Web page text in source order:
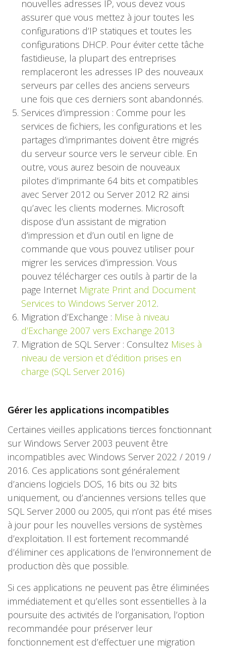
nouvelles adresses IP, vous devez vous
assurer que vous mettez à jour toutes les
configurations d’IP statiques et toutes les
configurations DHCP. Pour éviter cette tâche
fastidieuse, la plupart des entreprises
remplaceront les adresses IP des nouveaux
serveurs par celles des anciens serveurs
une fois que ces derniers sont abandonnés.
Services d’impression : Comme pour les
services de fichiers, les configurations et les
partages d’imprimantes doivent être migrés
du serveur source vers le serveur cible. En
outre, vous aurez besoin de nouveaux
pilotes d’imprimante 64 bits et compatibles
avec Server 2012 ou Server 2012 R2 ainsi
qu’avec les clients modernes. Microsoft
dispose d’un assistant de migration
d’impression et d’un outil en ligne de
commande que vous pouvez utiliser pour
migrer les services d’impression. Vous
pouvez télécharger ces outils à partir de la
page Internet Migrate Print and Document
Services to Windows Server 2012.
Migration d’Exchange : Mise à niveau
d’Exchange 2007 vers Exchange 2013
Migration de SQL Server : Consultez Mises à
niveau de version et d’édition prises en
charge (SQL Server 2016)
Gérer les applications incompatibles
Certaines vieilles applications tierces fonctionnant
sur Windows Server 2003 peuvent être
incompatibles avec Windows Server 2022 / 2019 /
2016. Ces applications sont généralement
d’anciens logiciels DOS, 16 bits ou 32 bits
uniquement, ou d’anciennes versions telles que
SQL Server 2000 ou 2005, qui n’ont pas été mises
à jour pour les nouvelles versions de systèmes
d’exploitation. Il est fortement recommandé
d’éliminer ces applications de l’environnement de
production dès que possible.
Si ces applications ne peuvent pas être éliminées
immédiatement et qu’elles sont essentielles à la
poursuite des activités de l’organisation, l’option
recommandée pour préserver leur
fonctionnement est d’effectuer une migration